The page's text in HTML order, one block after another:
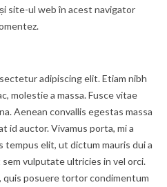
site-ul web în acest navigator
adipiscing elit. Etiam nibh
molestie a massa. Fusce vitae
Aenean convallis egestas massa
id auctor. Vivamus porta, mi a
elit, ut dictum mauris dui a
vulputate ultricies in vel orci.
posuere tortor condimentum